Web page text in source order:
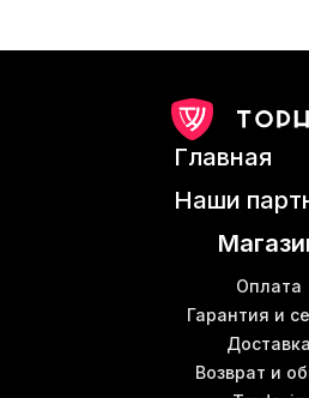
Купить асик s17
Оборудования для майнинга
Асики для майнинга
Mining antminer s9
Аппаратные кошельки купить
Роутер купить Киев цена
Главная
Наши
Оплата
Гарантия и
Доставка
Возврат и